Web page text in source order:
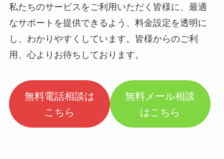
私たちのサービスをご利用いただく皆様に、最適
なサポートを提供できるよう、料金設定を透明に
し、わかりやすくしています。皆様からのご利
用、心よりお待ちしております。
無料電話相談は
こちら
無料メール相談
はこちら